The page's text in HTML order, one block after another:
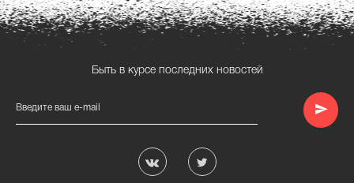
Быть в курсе последних новостей
Введите ваш e-mail